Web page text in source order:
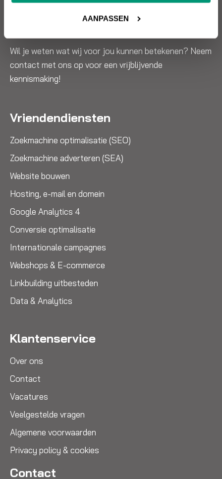
AANPASSEN
meer. Alles onder één dak.
Wil je weten wat wij voor jou kunnen betekenen? Neem
contact met ons op voor een vrijblijvende
kennismaking!
Vriendendiensten
Zoekmachine optimalisatie (SEO)
Zoekmachine adverteren (SEA)
Website bouwen
Hosting, e-mail en domein
Google Analytics 4
Conversie optimalisatie
Internationale campagnes
Webshops & E-commerce
Linkbuilding uitbesteden
Data & Analytics
Klantenservice
Over ons
Contact
Vacatures
Veelgestelde vragen
Algemene voorwaarden
Privacy policy & cookies
Contact